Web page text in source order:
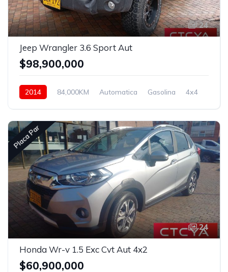
24
Jeep Wrangler 3.6 Sport Aut
$98,900,000
2014 84,000KM Automatica Gasolina 4x4
Placa Par
24
Honda Wr-v 1.5 Exc Cvt Aut 4x2
$60,900,000